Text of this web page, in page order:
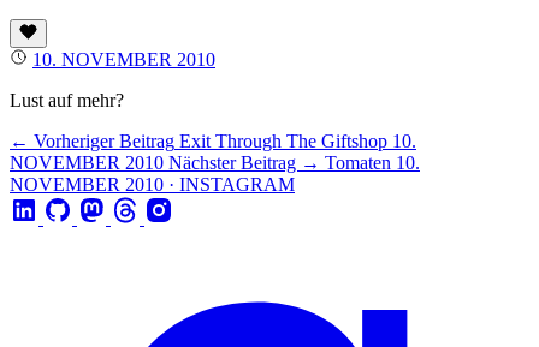
10. NOVEMBER 2010
Lust auf mehr?
← Vorheriger Beitrag Exit Through The Giftshop 10.
NOVEMBER 2010 Nächster Beitrag → Tomaten 10.
NOVEMBER 2010 · INSTAGRAM